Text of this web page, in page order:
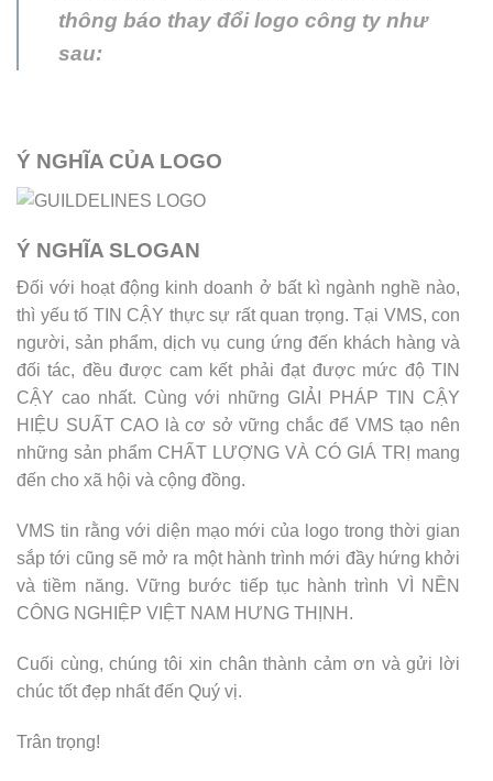
thông báo thay đổi logo công ty như
sau:
Ý NGHĨA CỦA LOGO
Ý NGHĨA SLOGAN
Đối với hoạt động kinh doanh ở bất kì ngành nghề nào,
thì yếu tố TIN CẬY thực sự rất quan trọng. Tại VMS, con
người, sản phẩm, dịch vụ cung ứng đến khách hàng và
đối tác, đều được cam kết phải đạt được mức độ TIN
CẬY cao nhất. Cùng với những GIẢI PHÁP TIN CẬY
HIỆU SUẤT CAO là cơ sở vững chắc để VMS tạo nên
những sản phẩm CHẤT LƯỢNG VÀ CÓ GIÁ TRỊ mang
đến cho xã hội và cộng đồng.
VMS tin rằng với diện mạo mới của logo trong thời gian
sắp tới cũng sẽ mở ra một hành trình mới đầy hứng khởi
và tiềm năng. Vững bước tiếp tục hành trình VÌ NỀN
CÔNG NGHIỆP VIỆT NAM HƯNG THỊNH.
Cuối cùng, chúng tôi xin chân thành cảm ơn và gửi lời
chúc tốt đẹp nhất đến Quý vị.
Trân trọng!